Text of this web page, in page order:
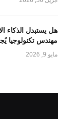
هل يستبدل الذكاء
مهندس تكنولوجيا
مايو 9, 2026